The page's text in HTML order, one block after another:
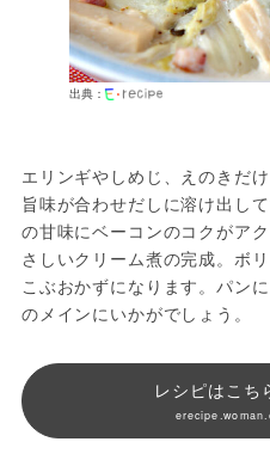
出典：
エリンギやしめじ、えのきだ
旨味が合わせだしに溶け出し
の甘味にベーコンのコクがア
さしいクリーム煮の完成。ボ
こぶおかずになります。パン
のメインにいかがでしょう。
レシピはこ